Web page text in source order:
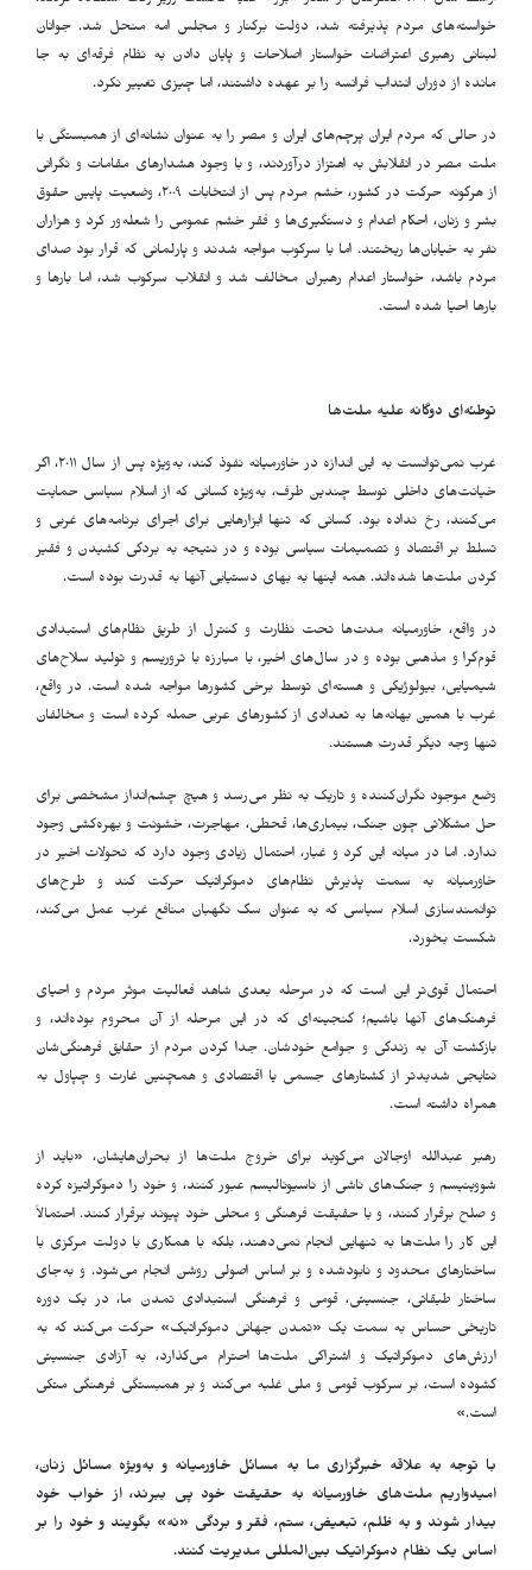
خواسته‌های مردم پذیرفته شد، دولت برکنار و مجلس امه منحل شد. جوانان
لبنانی رهبری اعتراضات خواستار اصلاحات و پایان دادن به نظام فرقه‌ای به جا
مانده از دوران انتداب فرانسه را بر عهده داشتند، اما چیزی تغییر نکرد.
در حالی که مردم ایران پرچم‌های ایران و مصر را به عنوان نشانه‌ای از همبستگی با
ملت مصر در انقلابش به اهتزاز درآوردند، و با وجود هشدارهای مقامات و نگرانی
از هرگونه حرکت در کشور، خشم مردم پس از انتخابات ٢٠٠٩، وضعیت پایین حقوق
بشر و زنان، احکام اعدام و دستگیری‌ها و فقر خشم عمومی را شعله‌ور کرد و هزاران
نفر به خیابان‌ها ریختند. اما با سرکوب مواجه شدند و پارلمانی که قرار بود صدای
مردم باشد، خواستار اعدام رهبران مخالف شد و انقلاب سرکوب شد، اما بارها و
بارها احیا شده است.
توطئه‌ای دوگانه علیه ملت‌ها
غرب نمی‌توانست به این اندازه در خاورمیانه نفوذ کند، به‌ویژه پس از سال ٢٠١١، اگر
خیانت‌های داخلی توسط چندین طرف، به‌ویژه کسانی که از اسلام سیاسی حمایت
می‌کنند، رخ نداده بود. کسانی که تنها ابزارهایی برای اجرای برنامه‌های غربی و
تسلط بر اقتصاد و تصمیمات سیاسی بوده و در نتیجه به بردگی کشیدن و فقیر
کردن ملت‌ها شده‌اند. همه اینها به بهای دستیابی آنها به قدرت بوده است.
در واقع، خاورمیانه مدت‌ها تحت نظارت و کنترل از طریق نظام‌های استبدادی
قوم‌گرا و مذهبی بوده و در سال‌های اخیر، با مبارزه با تروریسم و تولید سلاح‌های
شیمیایی، بیولوژیکی و هسته‌ای توسط برخی کشورها مواجه شده است. در واقع،
غرب با همین بهانه‌ها به تعدادی از کشورهای عربی حمله کرده است و مخالفان
تنها وجه دیگر قدرت هستند.
وضع موجود نگران‌کننده و تاریک به نظر می‌رسد و هیچ چشم‌انداز مشخصی برای
حل مشکلاتی چون جنگ، بیماری‌ها، قحطی، مهاجرت، خشونت و بهره‌کشی وجود
ندارد. اما در میانه این گرد و غبار، احتمال زیادی وجود دارد که تحولات اخیر در
خاورمیانه به سمت پذیرش نظام‌های دموکراتیک حرکت کند و طرح‌های
توانمند‌سازی اسلام سیاسی که به عنوان سگ نگهبان منافع غرب عمل می‌کند،
شکست بخورد.
احتمال قوی‌تر این است که در مرحله بعدی شاهد فعالیت موثر مردم و احیای
فرهنگ‌های آنها باشیم؛ گنجینه‌ای که در این مرحله از آن محروم بوده‌اند، و
بازگشت آن به زندگی و جوامع خودشان. جدا کردن مردم از حقایق فرهنگی‌شان
نتایجی شدیدتر از کشتارهای جسمی یا اقتصادی و همچنین غارت و چپاول به
همراه داشته است.
رهبر عبدالله اوجالان می‌گوید برای خروج ملت‌ها از بحران‌هایشان، «باید از
شووینیسم و جنگ‌های ناشی از ناسیونالیسم عبور کنند، و خود را دموکراتیزه کرده
و صلح برقرار کنند، و با حقیقت فرهنگی و محلی خود پیوند برقرار کنند. احتمالاً
این کار را ملت‌ها به تنهایی انجام نمی‌دهند، بلکه با همکاری با دولت مرکزی با
ساختارهای محدود و نابودشده و بر اساس اصولی روشن انجام می‌شود. و به‌جای
ساختار طبقاتی، جنسیتی، قومی و فرهنگی استبدادی تمدن ما، در یک دوره
تاریخی حساس به سمت یک «تمدن جهانی دموکراتیک» حرکت می‌کند که به
ارزش‌های دموکراتیک و اشتراکی ملت‌ها احترام می‌گذارد، به آزادی جنسیتی
گشوده است، بر سرکوب قومی و ملی غلبه می‌کند و بر همبستگی فرهنگی متکی
است.»
با توجه به علاقه خبرگزاری ما به مسائل خاورمیانه و به‌ویژه مسائل زنان،
امیدواریم ملت‌های خاورمیانه به حقیقت خود پی ببرند، از خواب خود
بیدار شوند و به ظلم، تبعیض، ستم، فقر و بردگی «نه» بگویند و خود را بر
اساس یک نظام دموکراتیک بین‌المللی مدیریت کنند.